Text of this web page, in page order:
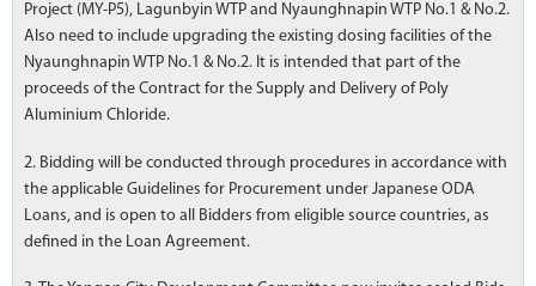
Project (MY-P5), Lagunbyin WTP and Nyaunghnapin WTP No.1 & No.2.
Also need to include upgrading the existing dosing facilities of the
Nyaunghnapin WTP No.1 & No.2. It is intended that part of the
proceeds of the Contract for the Supply and Delivery of Poly
Aluminium Chloride.
2. Bidding will be conducted through procedures in accordance with
the applicable Guidelines for Procurement under Japanese ODA
Loans, and is open to all Bidders from eligible source countries, as
defined in the Loan Agreement.